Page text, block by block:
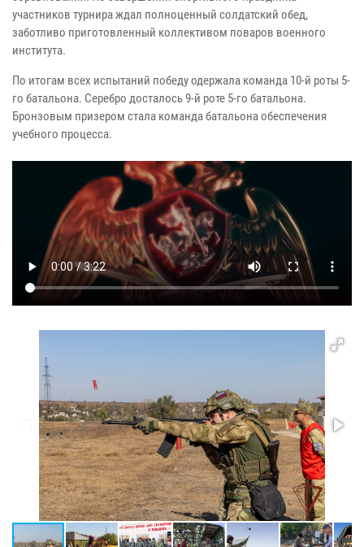
участников турнира ждал полноценный солдатский обед,
заботливо приготовленный коллективом поваров военного
института.
По итогам всех испытаний победу одержала команда 10-й роты 5-
го батальона. Серебро досталось 9-й роте 5-го батальона.
Бронзовым призером стала команда батальона обеспечения
учебного процесса.